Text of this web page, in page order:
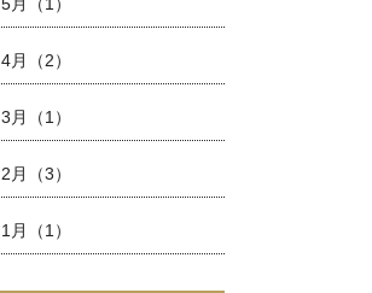
4月（2）
3月（1）
2月（3）
1月（1）